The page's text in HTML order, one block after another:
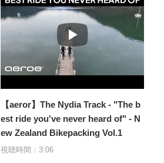
【aeror】The Nydia Track - "The b
est ride you've never heard of" - N
ew Zealand Bikepacking Vol.1
視聴時間：3:06